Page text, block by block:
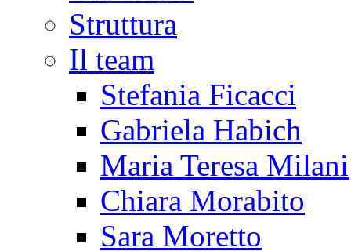
Struttura
Il team
Stefania Ficacci
Gabriela Habich
Maria Teresa Milani
Chiara Morabito
Sara Moretto